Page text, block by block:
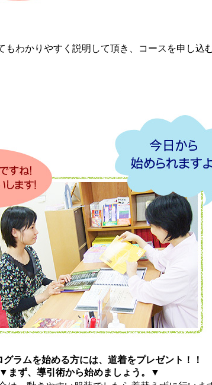
もわかりやすく説明して頂き、コースを申し込
グラムを始める方には、道着をプレゼント！！
▼まず、導引術から始めましょう。▼